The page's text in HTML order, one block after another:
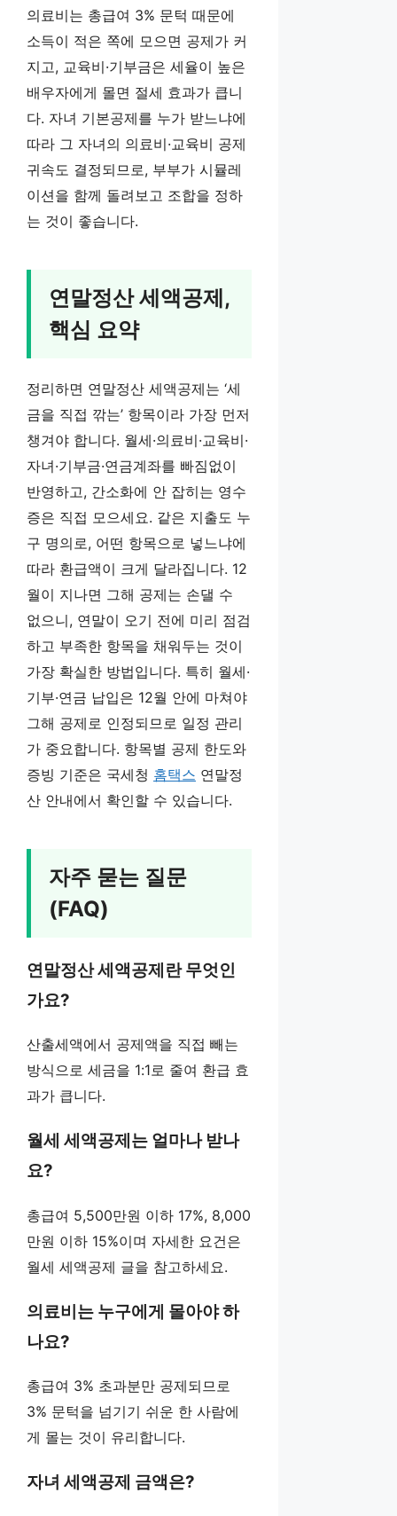
의료비는 총급여 3% 문턱 때문에
소득이 적은 쪽에 모으면 공제가 커
지고, 교육비·기부금은 세율이 높은
배우자에게 몰면 절세 효과가 큽니
다. 자녀 기본공제를 누가 받느냐에
따라 그 자녀의 의료비·교육비 공제
귀속도 결정되므로, 부부가 시뮬레
이션을 함께 돌려보고 조합을 정하
는 것이 좋습니다.
연말정산 세액공제,
핵심 요약
정리하면 연말정산 세액공제는 ‘세
금을 직접 깎는’ 항목이라 가장 먼저
챙겨야 합니다. 월세·의료비·교육비·
자녀·기부금·연금계좌를 빠짐없이
반영하고, 간소화에 안 잡히는 영수
증은 직접 모으세요. 같은 지출도 누
구 명의로, 어떤 항목으로 넣느냐에
따라 환급액이 크게 달라집니다. 12
월이 지나면 그해 공제는 손댈 수
없으니, 연말이 오기 전에 미리 점검
하고 부족한 항목을 채워두는 것이
가장 확실한 방법입니다. 특히 월세·
기부·연금 납입은 12월 안에 마쳐야
그해 공제로 인정되므로 일정 관리
가 중요합니다. 항목별 공제 한도와
증빙 기준은 국세청 홈택스 연말정
산 안내에서 확인할 수 있습니다.
자주 묻는 질문
(FAQ)
연말정산 세액공제란 무엇인
가요?
산출세액에서 공제액을 직접 빼는
방식으로 세금을 1:1로 줄여 환급 효
과가 큽니다.
월세 세액공제는 얼마나 받나
요?
총급여 5,500만원 이하 17%, 8,000
만원 이하 15%이며 자세한 요건은
월세 세액공제 글을 참고하세요.
의료비는 누구에게 몰아야 하
나요?
총급여 3% 초과분만 공제되므로
3% 문턱을 넘기기 쉬운 한 사람에
게 몰는 것이 유리합니다.
자녀 세액공제 금액은?